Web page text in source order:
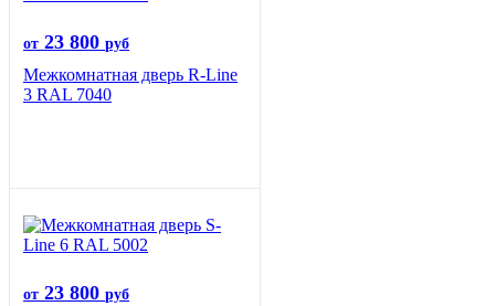
от 23 800 руб
Межкомнатная дверь R-Line
3 RAL 7040
от 23 800 руб